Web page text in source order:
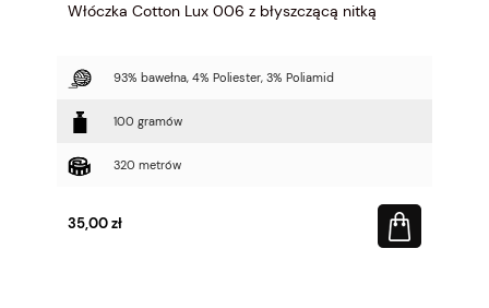
Włóczka Cotton Lux 006 z błyszczącą nitką
93% bawełna, 4% Poliester, 3% Poliamid
100 gramów
320 metrów
35,00 zł